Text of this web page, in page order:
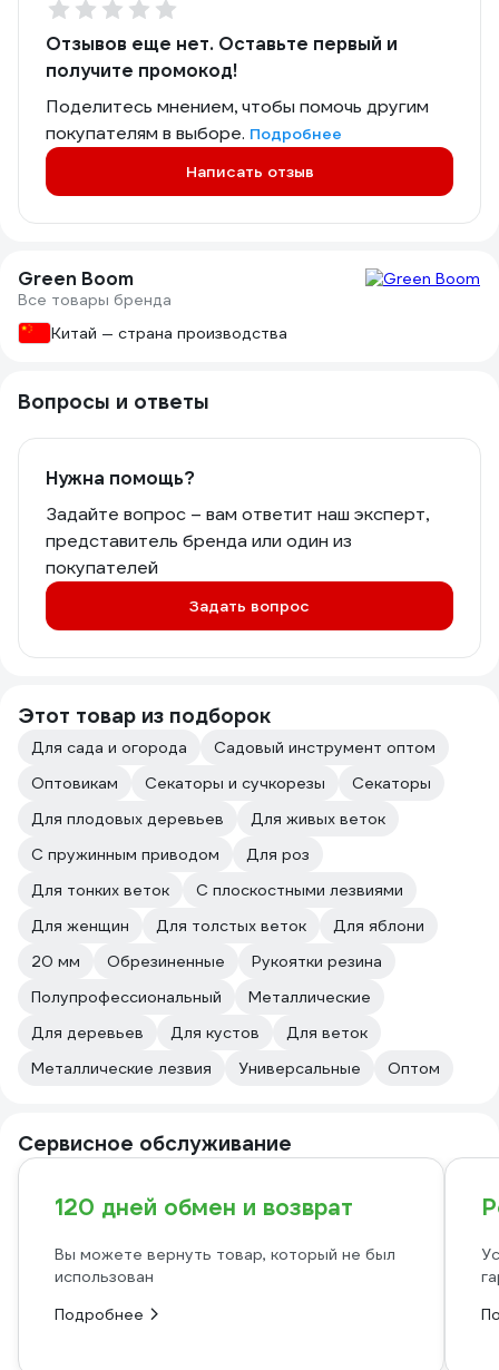
Отзывов еще нет. Оставьте первый и
получите промокод!
Поделитесь мнением, чтобы помочь другим
покупателям в выборе. Подробнее
Написать отзыв
Green Boom
Все товары бренда
Китай — страна производства
Вопросы и ответы
Нужна помощь?
Задайте вопрос – вам ответит наш эксперт,
представитель бренда или один из
покупателей
Задать вопрос
Этот товар из подборок
Для сада и огорода
Садовый инструмент оптом
Оптовикам
Секаторы и сучкорезы
Секаторы
Для плодовых деревьев
Для живых веток
С пружинным приводом
Для роз
Для тонких веток
С плоскостными лезвиями
Для женщин
Для толстых веток
Для яблони
20 мм
Обрезиненные
Рукоятки резина
Полупрофессиональный
Металлические
Для деревьев
Для кустов
Для веток
Металлические лезвия
Универсальные Оптом
Сервисное обслуживание
120 дней обмен и возврат
Вы можете вернуть товар, который не был
использован
Подробнее